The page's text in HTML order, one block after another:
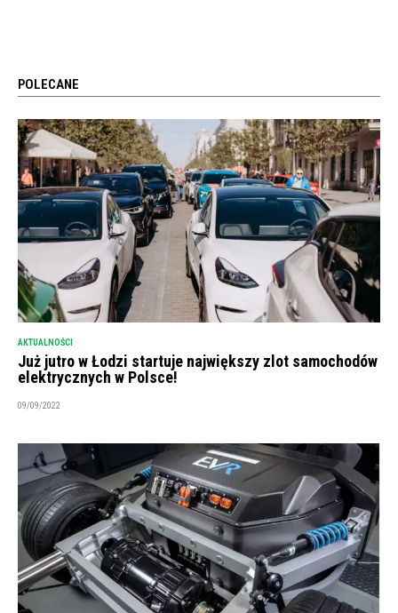
POLECANE
AKTUALNOŚCI
Już jutro w Łodzi startuje największy zlot samochodów
elektrycznych w Polsce!
09/09/2022